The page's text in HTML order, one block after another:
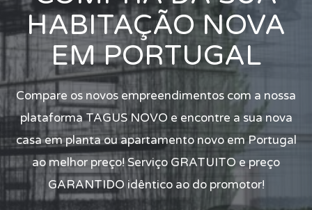
HABITAÇÃO NOVA
EM PORTUGAL
Compare os novos empreendimentos com a nossa
plataforma TAGUS NOVO e encontre a sua nova
casa em planta ou apartamento novo em Portugal
ao melhor preço! Serviço GRATUITO e preço
GARANTIDO idêntico ao do promotor!